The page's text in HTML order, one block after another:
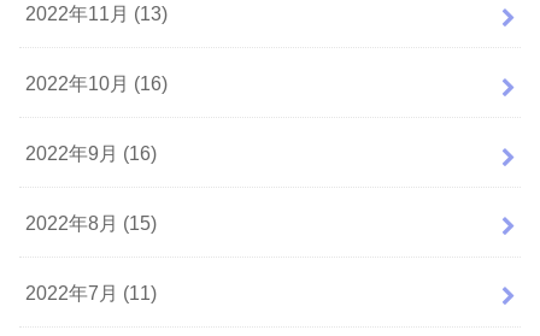
2022年11月 (13)
2022年10月 (16)
2022年9月 (16)
2022年8月 (15)
2022年7月 (11)